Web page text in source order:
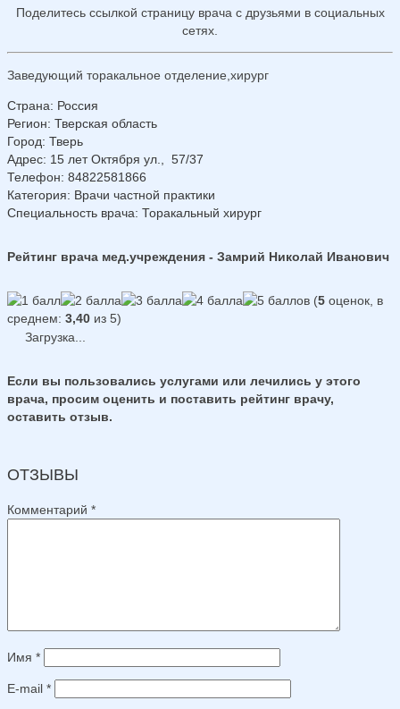
Поделитесь ссылкой страницу врача с друзьями в социальных
сетях.
Заведующий торакальное отделение,хирург
Страна: Россия
Регион: Тверская область
Город: Тверь
Адрес: 15 лет Октября ул., 57/37
Телефон: 84822581866
Категория: Врачи частной практики
Специальность врача: Торакальный хирург
Рейтинг врача мед.учреждения - Замрий Николай Иванович
(5 оценок, в
среднем: 3,40 из 5)
Загрузка...
Если вы пользовались услугами или лечились у этого
врача, просим оценить и поставить рейтинг врачу,
оставить отзыв.
ОТЗЫВЫ
Комментарий *
Имя *
E-mail *